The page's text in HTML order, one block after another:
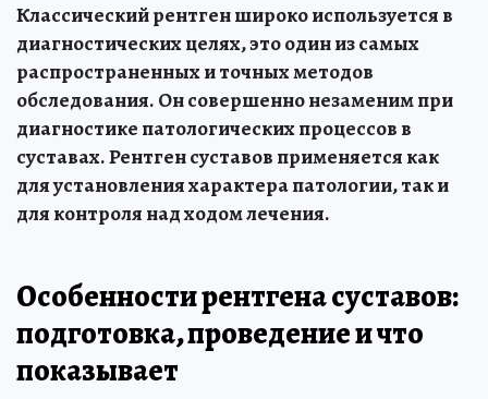
Классический рентген широко используется в
диагностических целях, это один из самых
распространенных и точных методов
обследования. Он совершенно незаменим при
диагностике патологических процессов в
суставах. Рентген суставов применяется как
для установления характера патологии, так и
для контроля над ходом лечения.
Особенности рентгена суставов:
подготовка, проведение и что
показывает